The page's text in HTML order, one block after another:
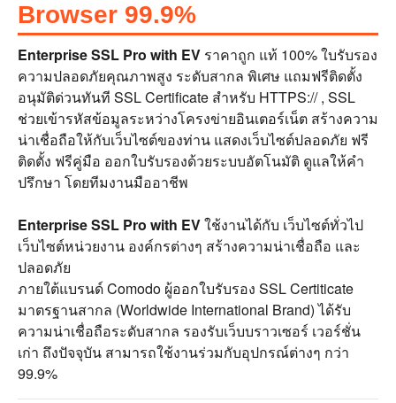
Browser 99.9%
Enterprise SSL Pro with EV ราคาถูก แท้ 100% ใบรับรอง
ความปลอดภัยคุณภาพสูง ระดับสากล พิเศษ แถมฟรีติดตั้ง
อนุมัติด่วนทันที SSL Certificate สำหรับ HTTPS:// , SSL
ช่วยเข้ารหัสข้อมูลระหว่างโครงข่ายอินเตอร์เน็ต สร้างความ
น่าเชื่อถือให้กับเว็บไซต์ของท่าน แสดงเว็บไซต์ปลอดภัย ฟรี
ติดตั้ง ฟรีคู่มือ ออกใบรับรองด้วยระบบอัตโนมัติ ดูแลให้คำ
ปรึกษา โดยทีมงานมืออาชีพ
Enterprise SSL Pro with EVใช้งานได้กับ เว็บไซต์ทั่วไป
เว็บไซต์หน่วยงาน องค์กรต่างๆ สร้างความน่าเชื่อถือ และ
ปลอดภัย
ภายใต้แบรนด์ Comodo ผู้ออกใบรับรอง SSL Certiticate
มาตรฐานสากล (Worldwide International Brand) ได้รับ
ความน่าเชื่อถือระดับสากล รองรับเว็บบราวเซอร์ เวอร์ชั่น
เก่า ถึงปัจจุบัน สามารถใช้งานร่วมกับอุปกรณ์ต่างๆ กว่า
99.9%